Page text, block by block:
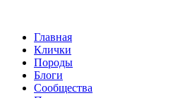
Главная
Клички
Породы
Блоги
Сообщества